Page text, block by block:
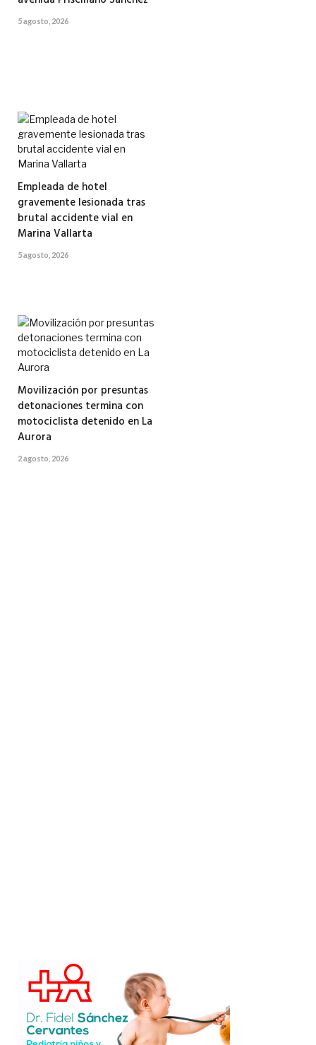
5 agosto, 2026
Empleada de hotel
gravemente lesionada tras
brutal accidente vial en
Marina Vallarta
5 agosto, 2026
Movilización por presuntas
detonaciones termina con
motociclista detenido en La
Aurora
2 agosto, 2026